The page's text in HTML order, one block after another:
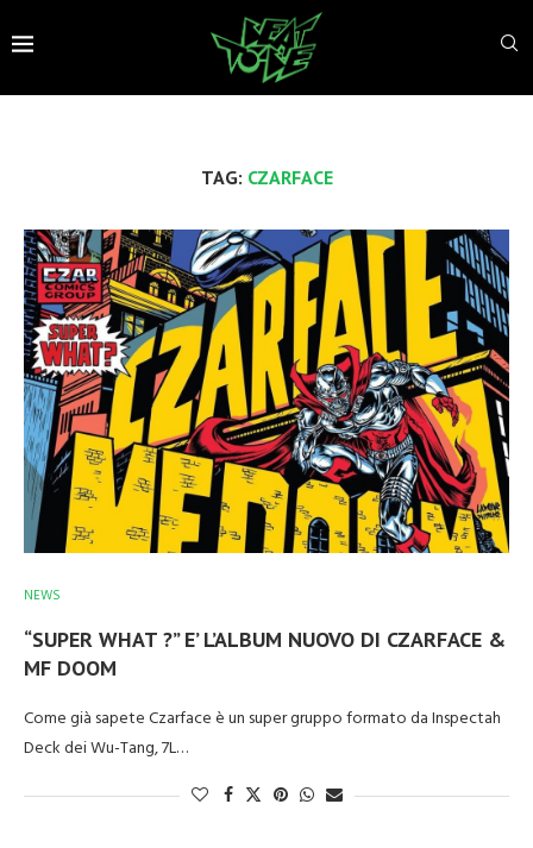
TAG: CZARFACE
NEWS
“SUPER WHAT ?” E’ L’ALBUM NUOVO DI CZARFACE &
MF DOOM
Come già sapete Czarface è un super gruppo formato da Inspectah
Deck dei Wu-Tang, 7L…